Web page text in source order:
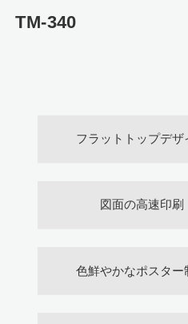
TM-340
フラットトップデザ
図面の高速印刷
色鮮やかなポスター